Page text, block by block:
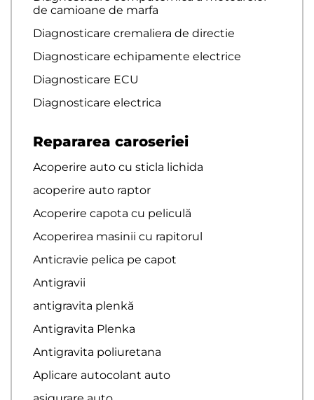
de camioane de marfa
Diagnosticare cremaliera de directie
Diagnosticare echipamente electrice
Diagnosticare ECU
Diagnosticare electrica
Repararea caroseriei
Acoperire auto cu sticla lichida
acoperire auto raptor
Acoperire capota cu peliculă
Acoperirea masinii cu rapitorul
Anticravie pelica pe capot
Antigravii
antigravita plenkă
Antigravita Plenka
Antigravita poliuretana
Aplicare autocolant auto